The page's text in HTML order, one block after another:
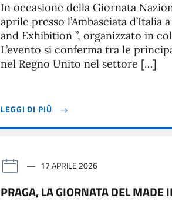
In occasione della Giornata
aprile presso l’Ambasciata d’Italia
and Exhibition ”, organizzato in
L’evento si conferma tra le
nel Regno Unito nel settore […]
LEGGI DI PIÙ
17 APRILE 2026
PRAGA, LA GIORNATA DEL MADE